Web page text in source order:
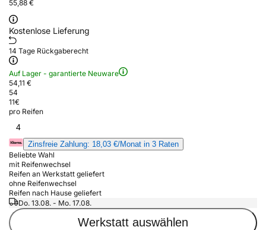
55,88 €
Kostenlose Lieferung
14 Tage Rückgaberecht
Auf Lager - garantierte Neuware
54,11 €
54
11€
pro Reifen
4
Zinsfreie Zahlung: 18,03 €/Monat in 3 Raten
Beliebte Wahl
mit Reifenwechsel
Reifen an Werkstatt geliefert
ohne Reifenwechsel
Reifen nach Hause geliefert
Do. 13.08. - Mo. 17.08.
Werkstatt auswählen